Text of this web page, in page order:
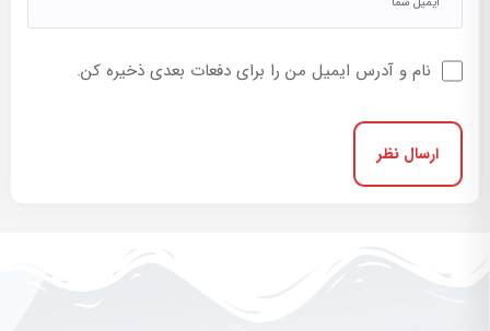
نام و آدرس ایمیل من را برای دفعات بعدی ذخیره کن.